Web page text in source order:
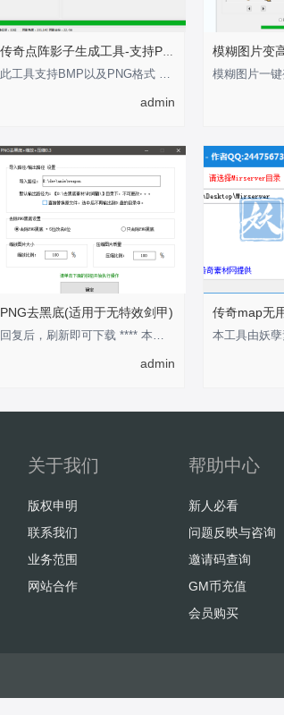
传奇点阵影子生成工具-支持PNG格式
此工具支持BMP以及PNG格式 影子支持可调整大小 倾斜角度 以及坐标注意：此编辑
admin
PNG去黑底(适用于无特效剑甲)
回复后，刷新即可下载 **** 本内容被作者隐藏 ****
admin
传奇map无
关于我们
版权申明
联系我们
业务范围
网站合作
帮助中心
新人必看
问题反映与咨询
邀请码查询
GM币充值
会员购买